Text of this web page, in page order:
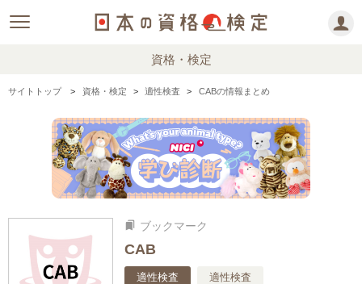
資格・検定
サイトトップ 資格・検定 適性検査 CABの情報まとめ
bookmarks ブックマーク
CAB
適性検査 適性検査